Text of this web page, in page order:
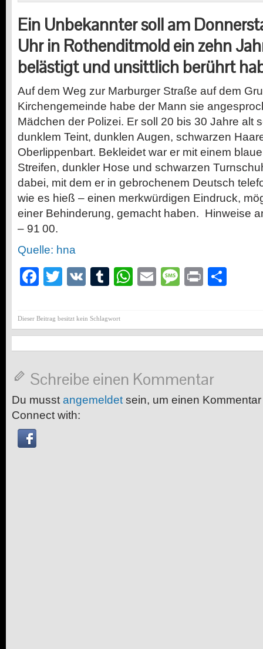
Ein Unbekannter soll am
Uhr in Rothenditmold ein zehn
belästigt und unsittlich berührt
Auf dem Weg zur Marburger Straße auf dem
Kirchengemeinde habe der Mann sie
Mädchen der Polizei. Er soll 20 bis 30 Jahre alt
dunklem Teint, dunklen Augen, schwarzen
Oberlippenbart. Bekleidet war er mit einem
Streifen, dunkler Hose und schwarzen
dabei, mit dem er in gebrochenem Deutsch
wie es hieß – einen merkwürdigen Eindruck,
einer Behinderung, gemacht haben. Hinweise
– 91 00.
Quelle: hna
Facebook
Twitter
VK Tumblr
WhatsApp
EmailMessage
Print
Dieser Beitrag besitzt kein Schlagwort
Schreibe einen Kommentar
Du musst angemeldet sein, um einen
Connect with: